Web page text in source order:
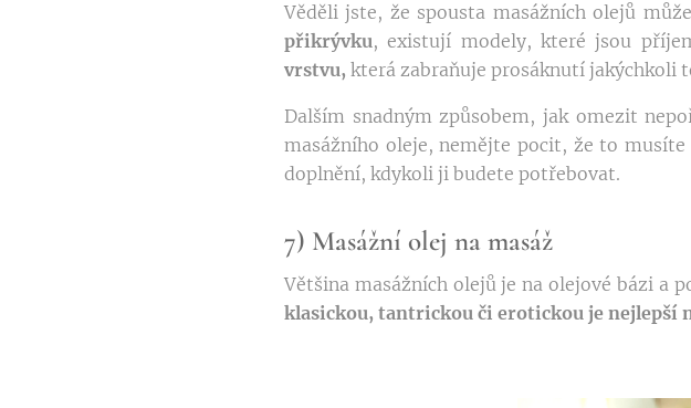
Věděli jste, že spousta masážních olejů
přikrývku, existují modely, které jsou
vrstvu, která zabraňuje prosáknutí jakýchkoli
Dalším snadným způsobem, jak omezit
masážního oleje, nemějte pocit, že to
doplnění, kdykoli ji budete potřebovat.
7) Masážní olej na masáž
Většina masážních olejů je na olejové bázi a
klasickou, tantrickou či erotickou je nejlepší